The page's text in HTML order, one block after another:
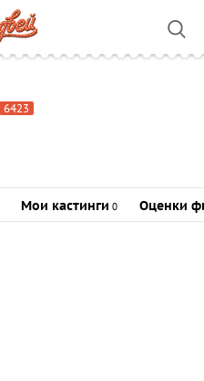
6423
Мои кастинги 0 Оценки